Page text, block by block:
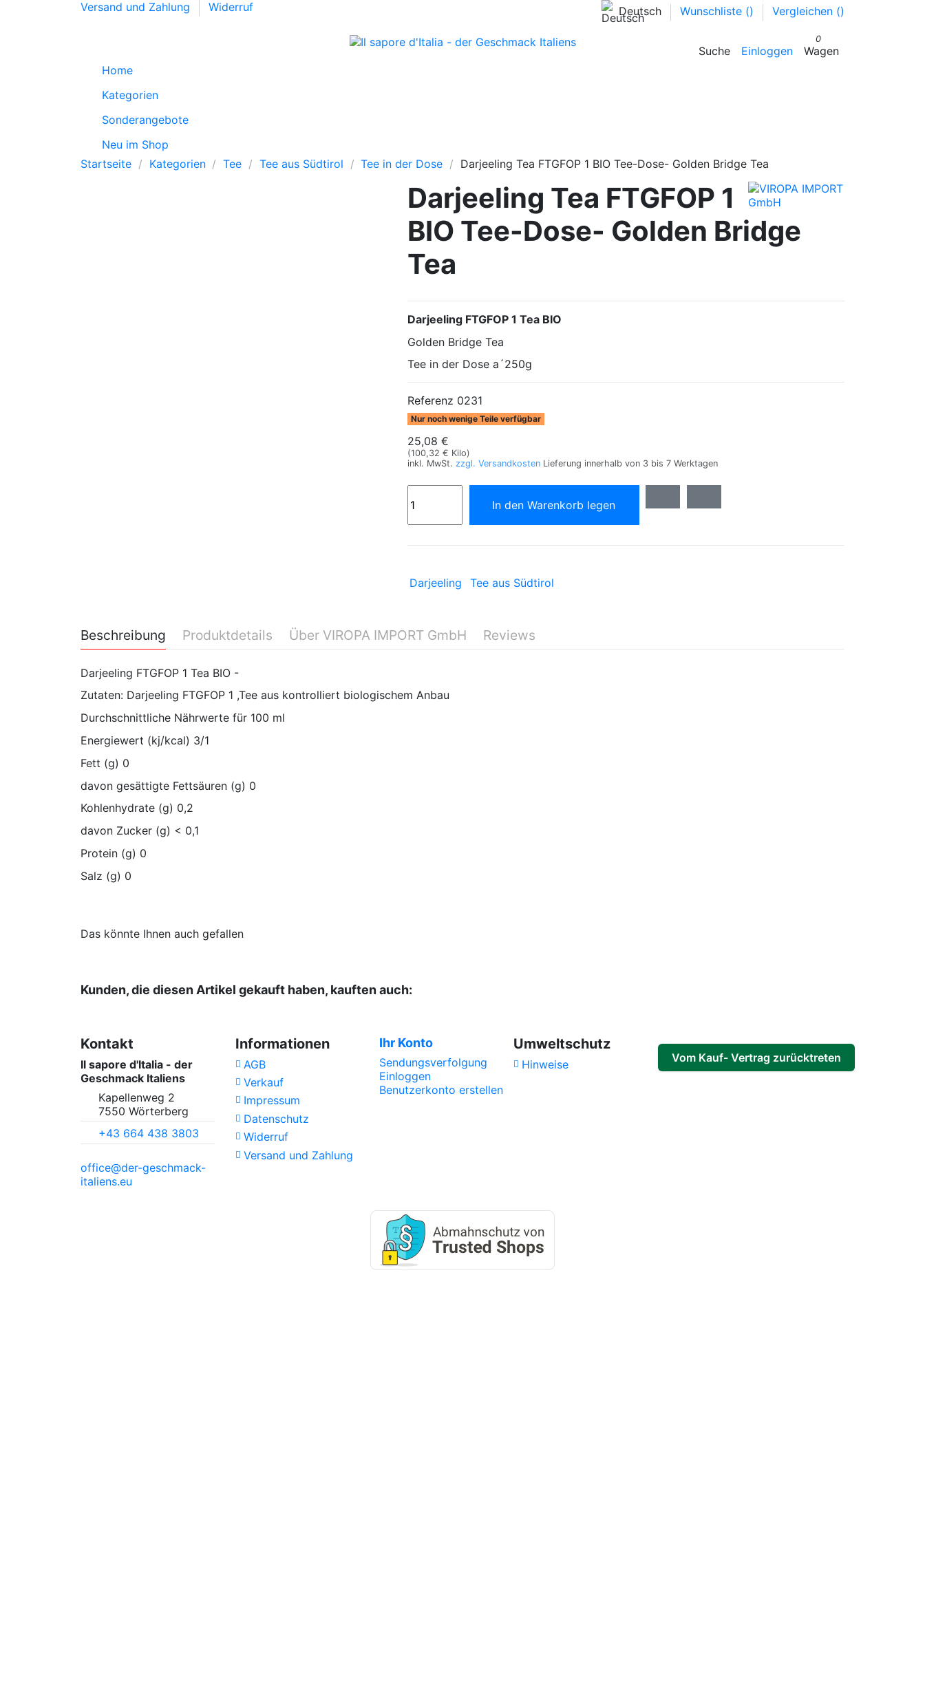
Versand und Zahlung Widerruf Deutsch Wunschliste () Vergleichen ()
Suche Einloggen
0
Wagen
Home
Kategorien
Sonderangebote
Neu im Shop
Startseite
Kategorien Tee Tee aus Südtirol Tee in der Dose Darjeeling Tea FTGFOP 1 BIO Tee-Dose- Golden Bridge Tea
Darjeeling Tea FTGFOP 1
BIO Tee-Dose- Golden Bridge
Tea
Darjeeling FTGFOP 1 Tea BIO
Golden Bridge Tea
Tee in der Dose a´250g
Referenz 0231
Nur noch wenige Teile verfügbar
25,08 €
(100,32 € Kilo)
inkl. MwSt. zzgl. Versandkosten Lieferung innerhalb von 3 bis 7 Werktagen
In den Warenkorb legen
Darjeeling Tee aus Südtirol
Beschreibung Produktdetails Über VIROPA IMPORT GmbH Reviews
Darjeeling FTGFOP 1 Tea BIO -
Zutaten: Darjeeling FTGFOP 1 ,Tee aus kontrolliert biologischem Anbau
Durchschnittliche Nährwerte für 100 ml
Energiewert (kj/kcal) 3/1
Fett (g) 0
davon gesättigte Fettsäuren (g) 0
Kohlenhydrate (g) 0,2
davon Zucker (g) < 0,1
Protein (g) 0
Salz (g) 0
Das könnte Ihnen auch gefallen
Kunden, die diesen Artikel gekauft haben, kauften auch:
Kontakt
Il sapore d'Italia - der
Geschmack Italiens
Kapellenweg 2
7550 Wörterberg
+43 664 438 3803
office@der-geschmack-
italiens.eu
Informationen
AGB
Verkauf
Impressum
Datenschutz
Widerruf
Versand und Zahlung
Ihr Konto
Sendungsverfolgung
Einloggen
Benutzerkonto erstellen
Umweltschutz
Hinweise Vom Kauf- Vertrag zurücktreten